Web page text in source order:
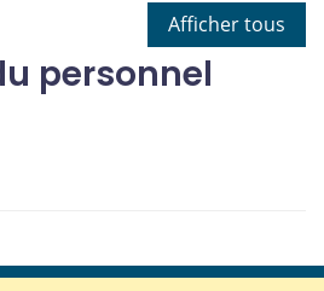
Afficher tous
personnel